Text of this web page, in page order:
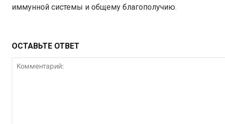
иммунной системы и общему благополучию.
ОСТАВЬТЕ ОТВЕТ